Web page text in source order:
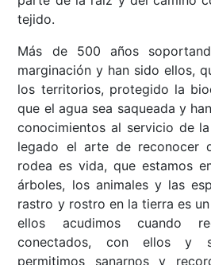
tejido.
Más de 500 años
marginación y han sido ellos,
los territorios, protegido la
que el agua sea saqueada y
conocimientos al servicio de
legado el arte de reconocer
rodea es vida, que estamos
árboles, los animales y las
rastro y rostro en la tierra es
ellos acudimos cuando
conectados, con ellos y
permitimos sanarnos y